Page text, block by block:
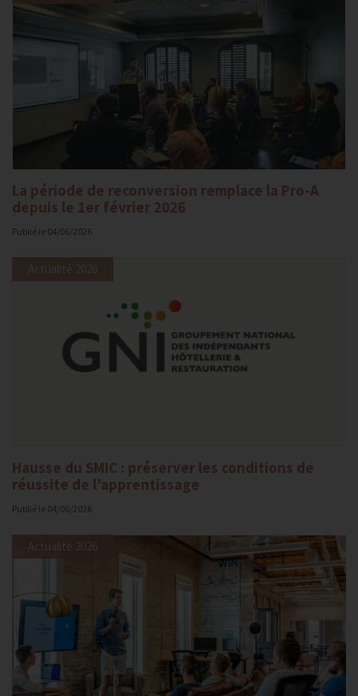
La période de reconversion remplace la Pro-A
depuis le 1er février 2026
Publié le 04/06/2026
Hausse du SMIC : préserver les conditions de
réussite de l’apprentissage
Publié le 04/06/2026
Actualité 2026
Actualité 2026